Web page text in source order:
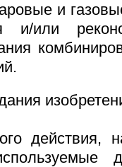
и
и/или
действия,